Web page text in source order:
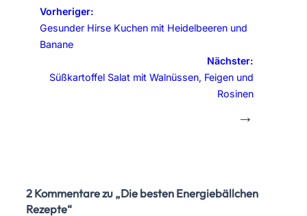
Vorheriger:
Gesunder Hirse Kuchen mit Heidelbeeren und
Banane
Nächster:
Süßkartoffel Salat mit Walnüssen, Feigen und
Rosinen
→
2 Kommentare zu „Die besten Energiebällchen
Rezepte“